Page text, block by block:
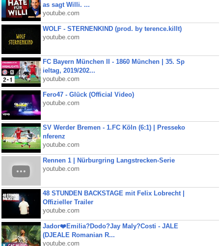
as sagt Willi. ...
youtube.com
WOLF - STERNENKIND (prod. by terence.killt)
youtube.com
FC Bayern München II - 1860 München | 35. Sp
ieltag, 2019/202...
youtube.com
Fero47 - Glück (Official Video)
youtube.com
SV Werder Bremen - 1.FC Köln (6:1) | Presseko
nferenz
youtube.com
Rennen 1 | Nürburgring Langstrecken-Serie
youtube.com
48 STUNDEN BACKSTAGE mit Felix Lobrecht |
Offizieller Trailer
youtube.com
Jador❤️Emilia?Dodo?Jay Maly?Costi - JALE
(DJEALE Romanian R...
youtube.com